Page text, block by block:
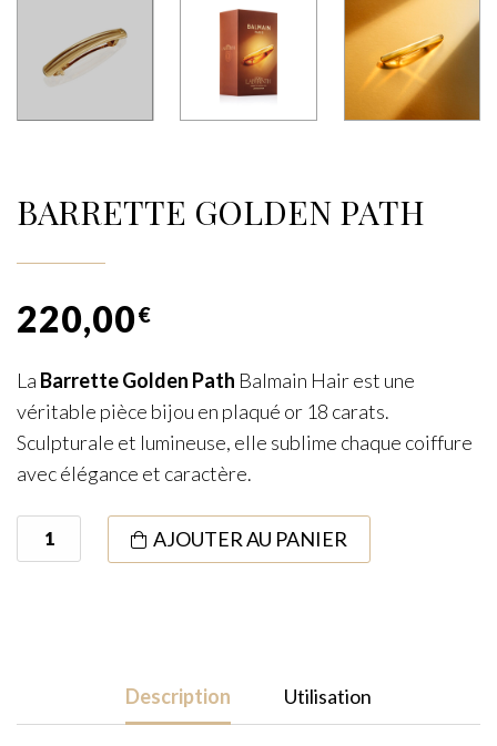
BARRETTE GOLDEN PATH
220,00€
La Barrette Golden Path Balmain Hair est une
véritable pièce bijou en plaqué or 18 carats.
Sculpturale et lumineuse, elle sublime chaque coiffure
avec élégance et caractère.
quantité
de
AJOUTER AU PANIER
Description Utilisation